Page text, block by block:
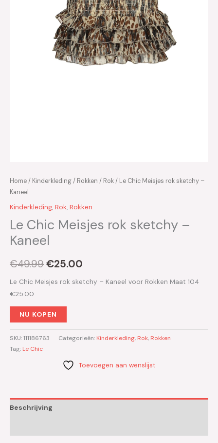
Home/ Kinderkleding/ Rokken / Rok/ Le Chic Meisjes rok sketchy –
Kaneel
Kinderkleding, Rok, Rokken
Le Chic Meisjes rok sketchy –
Kaneel
€49.99€25.00
Le Chic Meisjes rok sketchy – Kaneel voor Rokken Maat 104
€25.00
NU KOPEN
SKU:111186763 Categorieën: Kinderkleding, Rok, Rokken
Tag: Le Chic
Toevoegen aan wenslijst
Beschrijving